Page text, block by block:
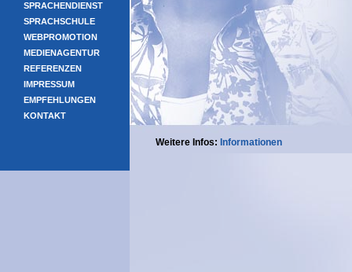
Weitere Infos: Informationen
SPRACHENDIENST
SPRACHSCHULE
WEBPROMOTION
MEDIENAGENTUR
REFERENZEN
IMPRESSUM
EMPFEHLUNGEN
KONTAKT